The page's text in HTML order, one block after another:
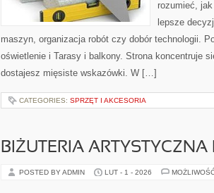
rozumieć,
lepsze
maszyn, organizacja robót czy dobór technologii.
oświetlenie i Tarasy i balkony. Strona koncentruje
dostajesz mięsiste wskazówki. W […]
CATEGORIES: SPRZĘT I AKCESORIA
BIŻUTERIA
POSTED BY ADMIN LUT - 1 - 2026